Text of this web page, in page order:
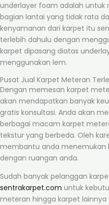
underlayer foam adalah
bagian lantai yang tidak rata
kenyamanan dari karpet itu
terlebih dahulu dengan
karpet dipasang diatas
menggunakan lem.
Pusat Jual Karpet Meteran
Dengan memesan karpet
akan mendapatkan banyak
gratis konsultasi. Anda akan
berbagai macam karpet
tekstur yang berbeda. Oleh
membantu anda menemukan
dengan ruangan anda.
Sudah banyak pelanggan
sentrakarpet.com untuk
meteran hingga karpet